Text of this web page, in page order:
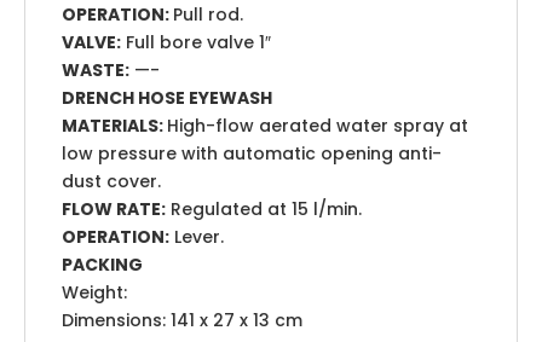
OPERATION: Pull rod.
VALVE: Full bore valve 1″
WASTE: —-
DRENCH HOSE EYEWASH
MATERIALS: High-flow aerated water spray at
low pressure with automatic opening anti-
dust cover.
FLOW RATE: Regulated at 15 l/min.
OPERATION: Lever.
PACKING
Weight:
Dimensions: 141 x 27 x 13 cm